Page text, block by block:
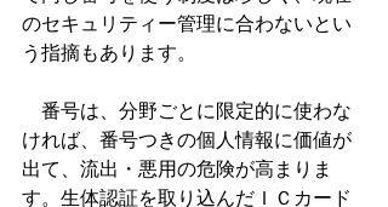
のセキュリティー管理に合わないとい
う指摘もあります。
番号は、分野ごとに限定的に使わな
ければ、番号つきの個人情報に価値が
出て、流出・悪用の危険が高まりま
す。生体認証を取り込んだＩＣカード